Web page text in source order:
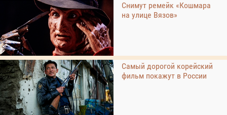
Снимут ремейк «Кошмара
на улице Вязов»
Самый дорогой корейский
фильм покажут в России